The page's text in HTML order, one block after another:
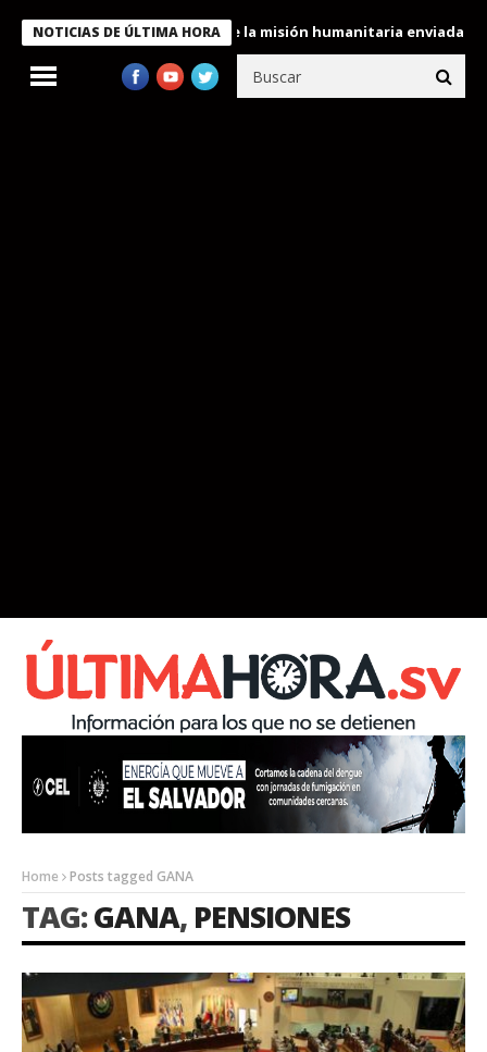
NOTICIAS DE ÚLTIMA HORA
a miembros de la misión humanitaria enviada a Venezuela
Home Posts tagged GANA
TAG:GANA, PENSIONES